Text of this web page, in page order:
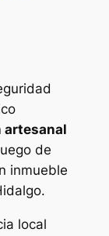
artesanal
de
inmueble
local